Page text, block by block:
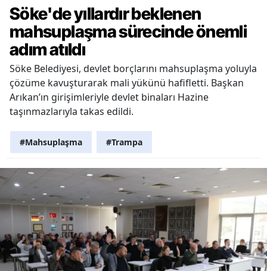
Söke'de yıllardır beklenen
mahsuplaşma sürecinde önemli
adım atıldı
Söke Belediyesi, devlet borçlarını mahsuplaşma yoluyla
çözüme kavuşturarak mali yükünü hafifletti. Başkan
Arıkan’ın girişimleriyle devlet binaları Hazine
taşınmazlarıyla takas edildi.
#Mahsuplaşma #Trampa